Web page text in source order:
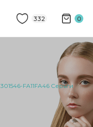
332 0
301546-FA11FA46 Серьги